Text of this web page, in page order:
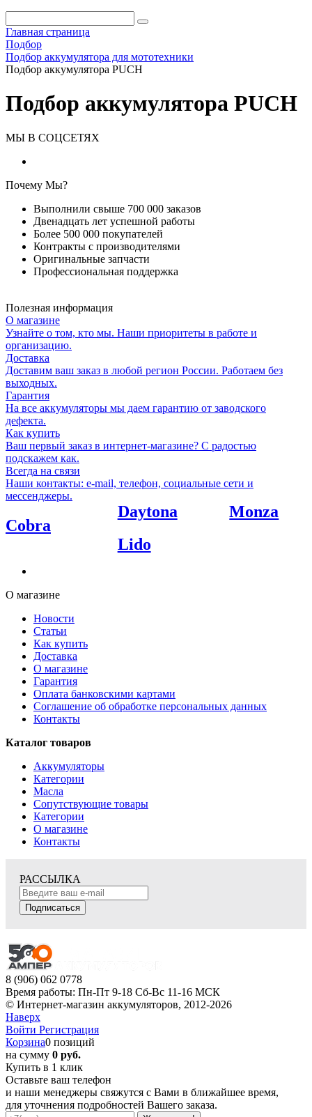
Главная страница
Подбор
Подбор аккумулятора для мототехники
Подбор аккумулятора PUCH
Подбор аккумулятора PUCH
МЫ В СОЦСЕТЯХ
Почему Мы?
Выполнили свыше 700 000 заказов
Двенадцать лет успешной работы
Более 500 000 покупателей
Контракты с производителями
Оригинальные запчасти
Профессиональная поддержка
Полезная информация
О магазине
Узнайте о том, кто мы. Наши приоритеты в работе и
организацию.
Доставка
Доставим ваш заказ в любой регион России. Работаем без
выходных.
Гарантия
На все аккумуляторы мы даем гарантию от заводского
дефекта.
Как купить
Ваш первый заказ в интернет-магазине? С радостью
подскажем как.
Всегда на связи
Наши контакты: e-mail, телефон, социальные сети и
мессенджеры.
Cobra
Daytona
Lido
Monza
О магазине
Новости
Статьи
Как купить
Доставка
О магазине
Гарантия
Оплата банковскими картами
Соглашение об обработке персональных данных
Контакты
Каталог товаров
Аккумуляторы
Категории
Масла
Сопутствующие товары
Категории
О магазине
Контакты
РАССЫЛКА
Подписаться
8 (906) 062 0778
Время работы: Пн-Пт 9-18 Сб-Вс 11-16 МСК
© Интернет-магазин аккумуляторов, 2012-2026
Наверх
Войти Регистрация
Корзина0 позиций
на сумму 0 руб.
Купить в 1 клик
Оставьте ваш телефон
и наши менеджеры свяжутся с Вами в ближайшее время,
для уточнения подробностей Вашего заказа.